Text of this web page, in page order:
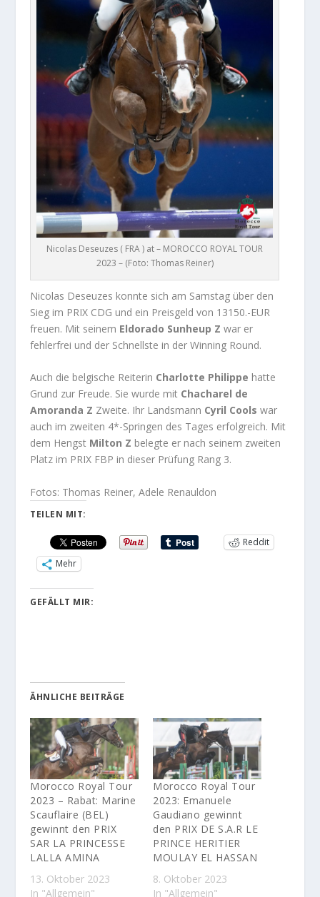
Nicolas Deseuzes ( FRA ) at – MOROCCO ROYAL TOUR
2023 – (Foto: Thomas Reiner)
Nicolas Deseuzes konnte sich am Samstag über den
Sieg im PRIX CDG und ein Preisgeld von 13150.-EUR
freuen. Mit seinem Eldorado Sunheup Zwar er
fehlerfrei und der Schnellste in der Winning Round.
Auch die belgische Reiterin Charlotte Philippe hatte
Grund zur Freude. Sie wurde mit Chacharel de
Amoranda Z Zweite. Ihr Landsmann Cyril Cools war
auch im zweiten 4*-Springen des Tages erfolgreich. Mit
dem Hengst Milton Z belegte er nach seinem zweiten
Platz im PRIX FBP in dieser Prüfung Rang 3.
Fotos: Thomas Reiner, Adele Renauldon
TEILEN MIT:
Reddit
Mehr
GEFÄLLT MIR:
ÄHNLICHE BEITRÄGE
Morocco Royal Tour
2023 – Rabat: Marine
Scauflaire (BEL)
gewinnt den PRIX
SAR LA PRINCESSE
LALLA AMINA
13. Oktober 2023
In "Allgemein"
Morocco Royal Tour
2023: Emanuele
Gaudiano gewinnt
den PRIX DE S.A.R LE
PRINCE HERITIER
MOULAY EL HASSAN
8. Oktober 2023
In "Allgemein"